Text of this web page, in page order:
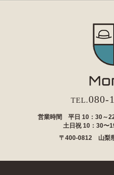
TEL.080-
営業時間 平日 10：30～
土日祝 10：30〜
〒400-0812 山梨